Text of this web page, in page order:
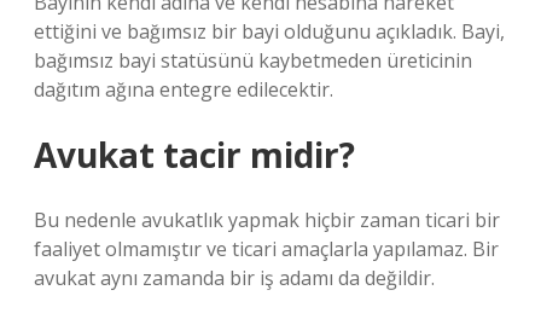
ettiğini ve bağımsız bir bayi olduğunu açıkladık. Bayi,
bağımsız bayi statüsünü kaybetmeden üreticinin
dağıtım ağına entegre edilecektir.
Avukat tacir midir?
Bu nedenle avukatlık yapmak hiçbir zaman ticari bir
faaliyet olmamıştır ve ticari amaçlarla yapılamaz. Bir
avukat aynı zamanda bir iş adamı da değildir.